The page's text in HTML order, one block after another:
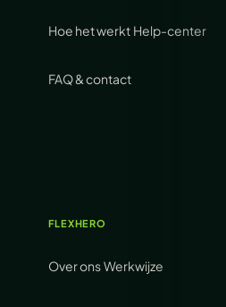
Hoe het werkt Help-center
FAQ & contact
FLEXHERO
Over onsWerkwijze